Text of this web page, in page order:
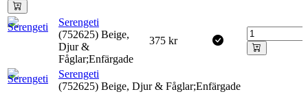
Serengeti
(752625) Beige,
Djur &
Fåglar;Enfärgade
375 kr
Serengeti
(752625) Beige, Djur & Fåglar;Enfärgade